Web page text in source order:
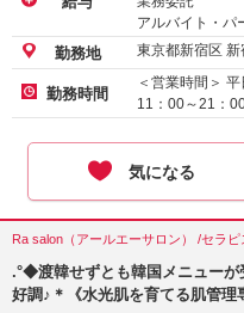
アルバイト・パ
勤務地 東京都新宿区 新
勤務時間
＜営業時間＞
11：00～21：
気になる
Ra salon（アールエーサロン） /セラピ
.°◆渡韓せずとも韓国メニュー
好調♪＊《水光肌を育てる肌管理